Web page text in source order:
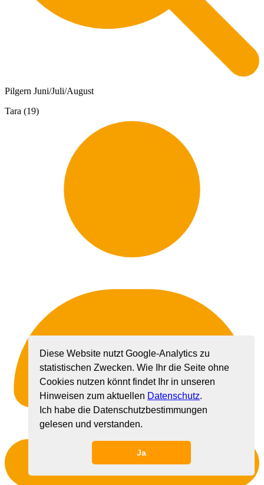
Diese Website nutzt Google-Analytics zu
statistischen Zwecken. Wie Ihr die Seite ohne
Cookies nutzen könnt findet Ihr in unseren
Hinweisen zum aktuellen Datenschutz.
Ich habe die Datenschutzbestimmungen
gelesen und verstanden.
Ja
Pilgern Juni/Juli/August
Tara (19)